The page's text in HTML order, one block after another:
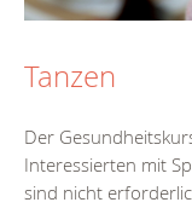
Tanzen
Der
Interessierten mit
sind nicht